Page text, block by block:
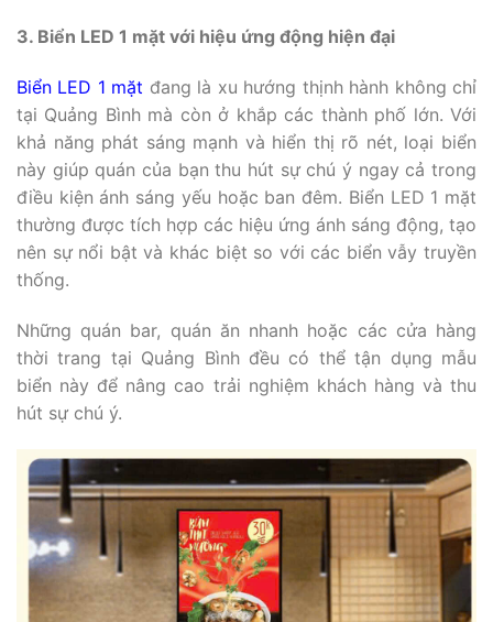
3. Biển LED 1 mặt với hiệu ứng động hiện đại
Biển LED 1 mặt đang là xu hướng thịnh hành không chỉ
tại Quảng Bình mà còn ở khắp các thành phố lớn. Với
khả năng phát sáng mạnh và hiển thị rõ nét, loại biển
này giúp quán của bạn thu hút sự chú ý ngay cả trong
điều kiện ánh sáng yếu hoặc ban đêm. Biển LED 1 mặt
thường được tích hợp các hiệu ứng ánh sáng động, tạo
nên sự nổi bật và khác biệt so với các biển vẫy truyền
thống.
Những quán bar, quán ăn nhanh hoặc các cửa hàng
thời trang tại Quảng Bình đều có thể tận dụng mẫu
biển này để nâng cao trải nghiệm khách hàng và thu
hút sự chú ý.